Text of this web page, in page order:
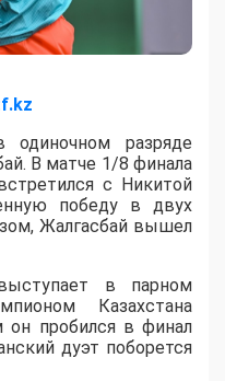
разряде
В матче 1/8 финала
с Никитой
победу в двух
Жалгасбай вышел
в парном
Казахстана
он пробился в финал
дуэт поборется